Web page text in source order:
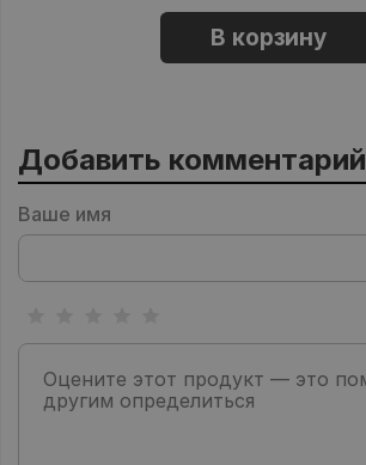
В корзину
Добавить комментарий
Ваше имя